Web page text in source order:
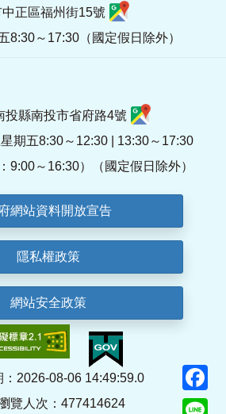
正區福州街15號
8:30～17:30（國定假日除外）
投縣南投市省府路4號
期五8:30～12:30 | 13:30～17:30
9:00～16:30）（國定假日除外）
網站資料開放宣告
隱私權政策
網站安全政策
：2026-08-06 14:49:59.0
覽人次：477414624